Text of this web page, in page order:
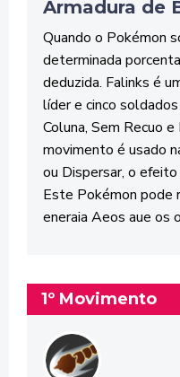
Armadura de
Quando o Pokémon
determinada
deduzida. Falinks é
líder e cinco
Coluna, Sem Recuo
movimento é usado
ou Dispersar, o
Este Pokémon pode
eneraia Aeos aue os
1º Movimento